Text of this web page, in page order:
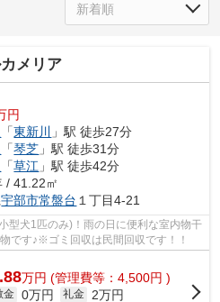
メリア
円
「東新川
」駅 徒歩27分
「琴芝 」駅 徒歩31分
「草江 」駅 徒歩42分
/ 41.22㎡
宇部市常盤台 １丁目4-21
型犬1匹のみ)！雨の日に便利な室内物干
です♪※ゴミ回収は民間回収です！！
万円 (管理費等：4,500円 )
金 0万円 礼金
2万円